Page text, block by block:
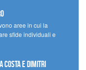
aree in cui la
sfide individuali e
Costa e Dimitri